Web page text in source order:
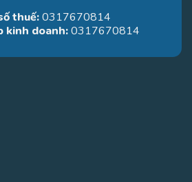
thuế:0317670814
kinh doanh:0317670814